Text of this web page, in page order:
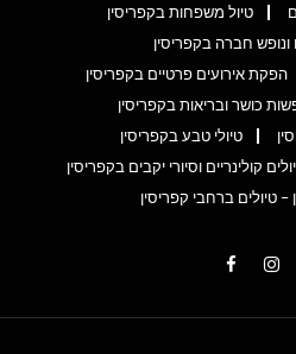
טיול משפחות בקפריסין
ונופש חברה בקפריסין
הפקת אירועים פרטיים בקפריסין
כושר ובריאות בקפריסין
טיולי טבע בקפריסין
קולינריים וסיורי יקבים בקפריסין
– טיולים ברחבי קפריסין